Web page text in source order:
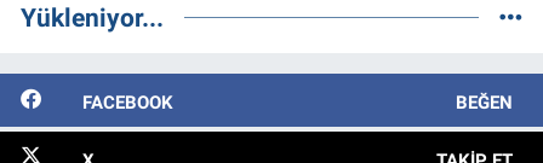
Yükleniyor...
FACEBOOK BEĞEN